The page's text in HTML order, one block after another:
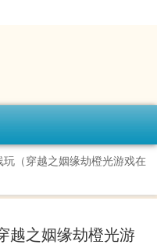
（穿越之姻缘劫橙光游戏在
越之姻缘劫橙光游